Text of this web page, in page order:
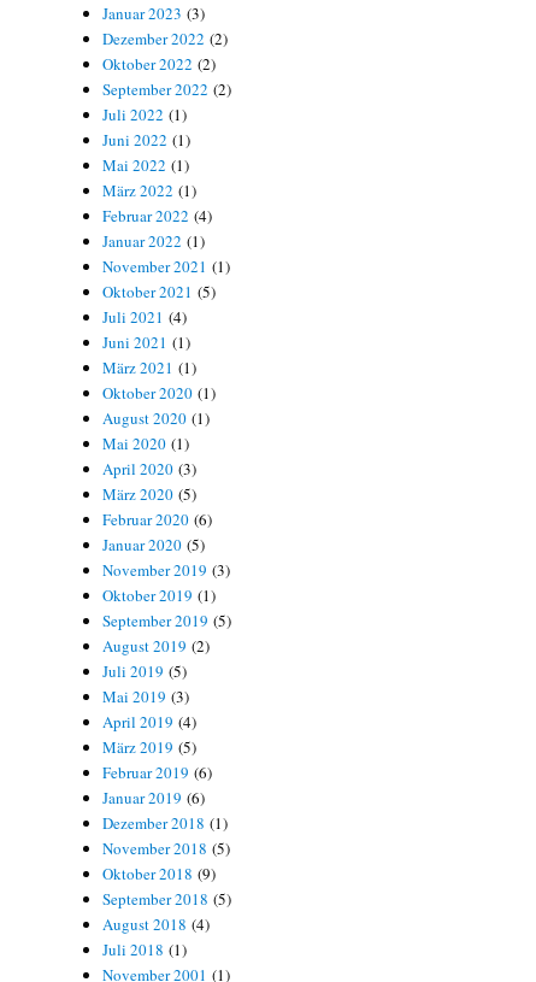
Januar 2023 (3)
Dezember 2022 (2)
Oktober 2022 (2)
September 2022 (2)
Juli 2022 (1)
Juni 2022 (1)
Mai 2022 (1)
März 2022 (1)
Februar 2022 (4)
Januar 2022 (1)
November 2021 (1)
Oktober 2021 (5)
Juli 2021 (4)
Juni 2021 (1)
März 2021 (1)
Oktober 2020 (1)
August 2020 (1)
Mai 2020 (1)
April 2020 (3)
März 2020 (5)
Februar 2020 (6)
Januar 2020 (5)
November 2019 (3)
Oktober 2019 (1)
September 2019 (5)
August 2019 (2)
Juli 2019 (5)
Mai 2019 (3)
April 2019 (4)
März 2019 (5)
Februar 2019 (6)
Januar 2019 (6)
Dezember 2018 (1)
November 2018 (5)
Oktober 2018 (9)
September 2018 (5)
August 2018 (4)
Juli 2018 (1)
November 2001 (1)